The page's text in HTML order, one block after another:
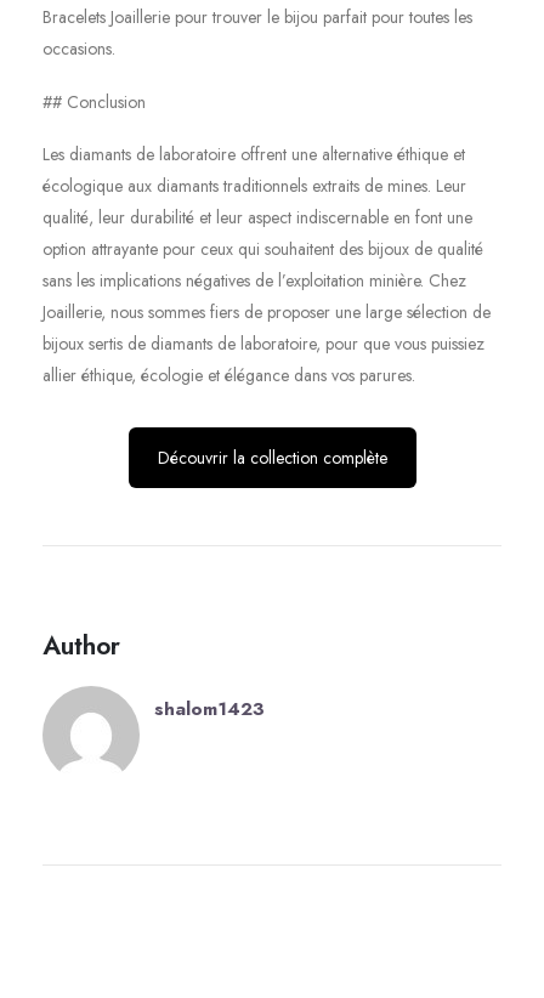
Bracelets Joaillerie pour trouver le bijou parfait pour toutes les
occasions.
## Conclusion
Les diamants de laboratoire offrent une alternative éthique et
écologique aux diamants traditionnels extraits de mines. Leur
qualité, leur durabilité et leur aspect indiscernable en font une
option attrayante pour ceux qui souhaitent des bijoux de qualité
sans les implications négatives de l’exploitation minière. Chez
Joaillerie, nous sommes fiers de proposer une large sélection de
bijoux sertis de diamants de laboratoire, pour que vous puissiez
allier éthique, écologie et élégance dans vos parures.
Découvrir la collection complète
Author
shalom1423